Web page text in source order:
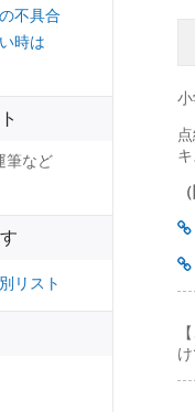
不具合
時は
筆など
リスト